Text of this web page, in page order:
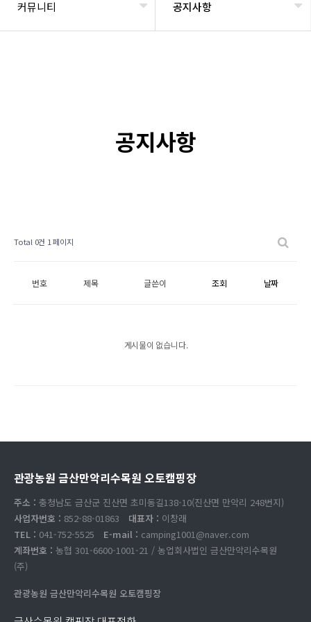
커뮤니티 공지사항
공지사항
Total 0건 1 페이지
번호 제목 글쓴이 조회 날짜
게시물이 없습니다.
관광농원 금산만악리수목원 오토캠핑장
주소 : 충청남도 금산군 진산면 초미동길138-10(진산면 만악리 248번지)
사업자번호 : 852-88-01863 대표자 : 이창래
TEL : 041-752-5525 E-mail : camping1001@naver.com
계좌번호 : 농협 301-6600-1001-21 / 농업회사법인 금산만악리수목원
(주)
관광농원 금산만악리수목원 오토캠핑장